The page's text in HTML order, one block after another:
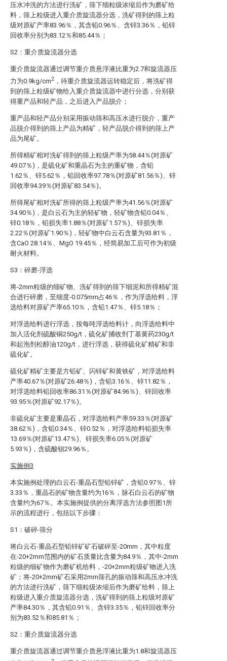
压水冲洗的方法进行洗矿，筛下细粒级浓缩后作为磨矿给
料，筛上粒级进入重介质旋流器分选，洗矿得到的筛上粒
级对原矿产率83.96％，其含铅0.96％、含锌3.36％，铅锌
回收率分别为83.12％和85.44％；
S2：重介质旋流器分选
重介质旋流器通过调节重介质悬浮液比重为2.7和旋流器压
力为0.9kg/cm2 ，待重介质旋流器运转稳定后，将洗矿得
到的筛上粒级矿物给入重介质旋流器中进行分选，分别获
得重产品和轻产品，之后进入产品脱介；
重产品和轻产品分别采用振动筛和高压水进行脱介，重产
品脱介得到的筛上产品为精矿，轻产品脱介得到的筛上产
品为尾矿。
所得精矿相对洗矿得到的筛上粒级产率为58.44％(对原矿
49.07％)，是硫化矿和重晶石为主的重矿物，含铅
1.62％、锌5.62％，铅回收率97.78％(对原矿81.56％)、锌
回收率94.39％(对原矿83.54％)。
所得尾矿相对洗矿所得的筛上粒级产率为41.56％(对原矿
34.90％)，是白云石为主的轻矿物，轻矿物含铅0.04％、
锌0.18％，铅损失率1.88％(对原矿1.57％)、锌损失率
2.22％(对原矿1.90％)，轻矿物中白云石含量为93.81％，
含CaO 28.14％、MgO 19.45％，经简易加工后可作为初级
耐火材料。
S3：碎磨-浮选
将-2mm粒级的细矿物、洗矿得到的筛下细泥和所得精矿混
合进行碎磨，至细度-0.075mm占46％，作为浮选给料，浮
选给料对原矿产率65.10％，含铅1.47％、锌5.18％；
对浮选给料进行浮选，按每吨浮选给料计，向浮选给料中
加入活化剂硫酸铜250g/t，硫化矿捕收剂丁基黄药230g/t
和起泡剂松醇油120g/t，进行浮选，获得硫化矿精矿和非
硫化矿。
硫化矿精矿主要是方铅矿、闪锌矿和黄铁矿，对浮选给料
产率40.67％(对原矿26.48％)，含铅3.16％、锌11.82％，
对浮选给料铅回收率86.31％(对原矿84.96％)、锌回收率
93.95％(对原矿92.17％)。
非硫化矿主要是重晶石，对浮选给料产率59.33％(对原矿
38.62％)，含铅0.34％、锌0.52％，对浮选给料铅损失率
13.69％(对原矿13.47％)、锌损失率6.05％(对原矿
5.93％)，含硫酸钡29.96％。
实施例3
本实施例处理的白云石-重晶石型铅锌矿，含铅0.97％、锌
3.33％，重晶石的矿物含量约为16％，脉石白云石的矿物
含量约为67％。本实施例提供的分离浮选方法参照图1所
示的流程进行，包括以下步骤：
S1：破碎-筛分
将白云石-重晶石型铅锌矿矿石破碎至-20mm，其中粒度
在-20+2mm范围内的矿石质量比含量为84.9％，其中-2mm
粒级的细矿物作为磨矿机给料，-20+2mm粒级矿物进入洗
矿；将-20+2mm矿石采用2mm筛孔的振动筛和高压水冲洗
的方法进行洗矿，筛下细粒级浓缩后作为磨矿给料，筛上
粒级进入重介质旋流器分选，洗矿得到的筛上粒级对原矿
产率84.30％，其含铅0.91％、含锌3.35％，铅锌回收率分
别为83.52％和85.81％；
S2：重介质旋流器分选
重介质旋流器通过调节重介质悬浮液比重为1.8和旋流器压